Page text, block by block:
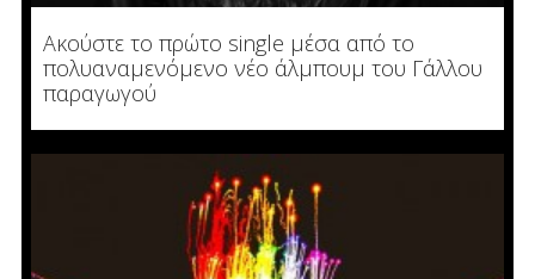
Ακούστε το πρώτο single μέσα από το
πολυαναμενόμενο νέο άλμπουμ του Γάλλου
παραγωγού